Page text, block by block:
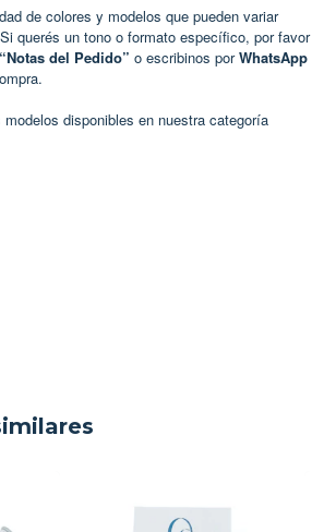
de colores y modelos que pueden variar
querés un tono o formato específico, por favor
“Notas del Pedido” o escribinos porWhatsApp
disponibles en nuestra categoría